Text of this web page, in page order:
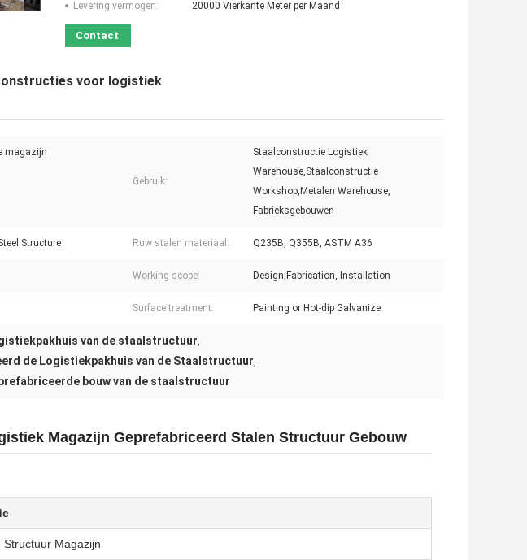
Levering vermogen:
20000 Vierkante Meter per Maand
Contact
voor logistiek
magazijn
Gebruik:
Staalconstructie Logistiek
Warehouse,Staalconstructie
Workshop,Metalen Warehouse,
Fabrieksgebouwen
Structure Ruw stalen materiaal: Q235B, Q355B, ASTM A36
Working scope: Design,Fabrication, Installation
Surface treatment: Painting or Hot-dip Galvanize
van de staalstructuur,
de Logistiekpakhuis van de Staalstructuur,
bouw van de staalstructuur
Magazijn Geprefabriceerd Stalen Structuur Gebouw
Structuur Magazijn